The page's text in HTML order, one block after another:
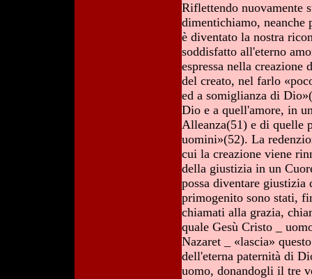
Riflettendo nuovamente
dimentichiamo,
è diventato la nostra
soddisfatto all'eterno
espressa nella
del creato, nel farlo
ed a somiglianza di
Dio e a quell'amore, in
Alleanza(51) e di quelle
uomini»(52). La
cui la creazione viene
della giustizia in un
possa diventare
primogenito sono stati,
chiamati alla grazia,
quale Gesù Cristo _
Nazaret _ «lascia»
dell'eterna paternità di
uomo, donandogli il tre